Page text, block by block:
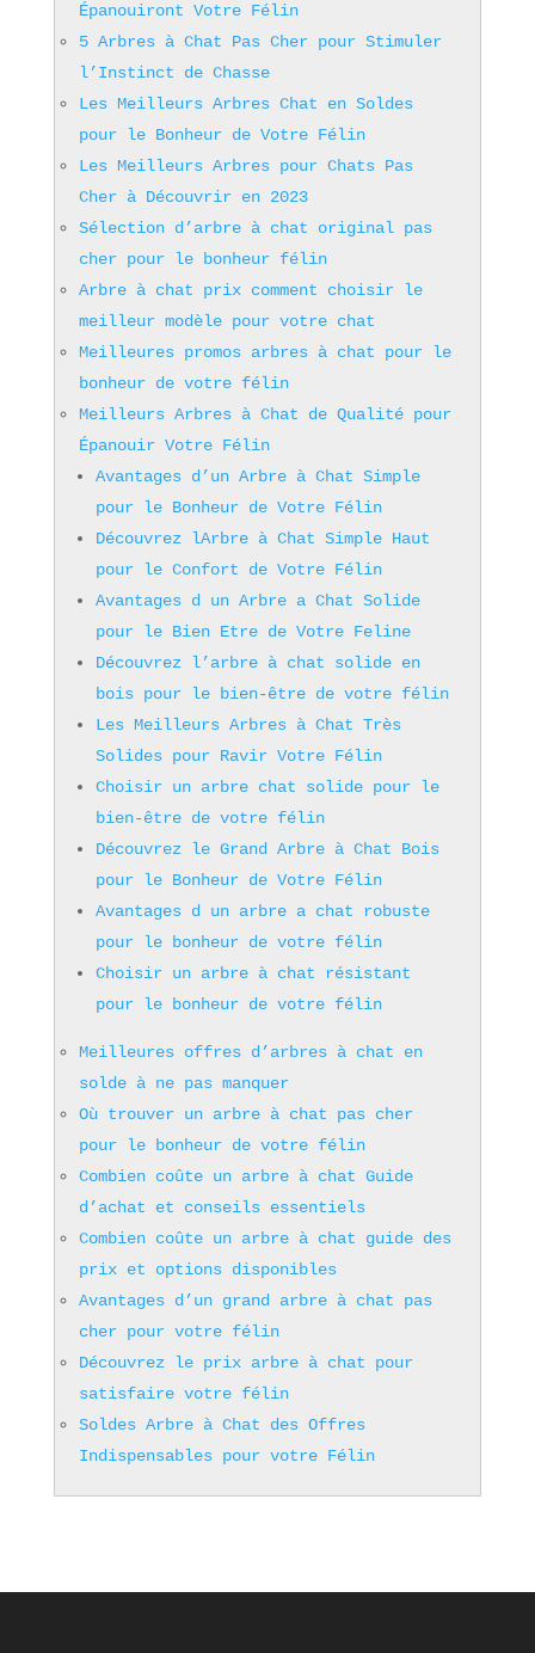
Épanouiront Votre Félin
5 Arbres à Chat Pas Cher pour Stimuler
l’Instinct de Chasse
Les Meilleurs Arbres Chat en Soldes
pour le Bonheur de Votre Félin
Les Meilleurs Arbres pour Chats Pas
Cher à Découvrir en 2023
Sélection d’arbre à chat original pas
cher pour le bonheur félin
Arbre à chat prix comment choisir le
meilleur modèle pour votre chat
Meilleures promos arbres à chat pour le
bonheur de votre félin
Meilleurs Arbres à Chat de Qualité pour
Épanouir Votre Félin
Avantages d’un Arbre à Chat Simple
pour le Bonheur de Votre Félin
Découvrez lArbre à Chat Simple Haut
pour le Confort de Votre Félin
Avantages d un Arbre a Chat Solide
pour le Bien Etre de Votre Feline
Découvrez l’arbre à chat solide en
bois pour le bien-être de votre félin
Les Meilleurs Arbres à Chat Très
Solides pour Ravir Votre Félin
Choisir un arbre chat solide pour le
bien-être de votre félin
Découvrez le Grand Arbre à Chat Bois
pour le Bonheur de Votre Félin
Avantages d un arbre a chat robuste
pour le bonheur de votre félin
Choisir un arbre à chat résistant
pour le bonheur de votre félin
Meilleures offres d’arbres à chat en
solde à ne pas manquer
Où trouver un arbre à chat pas cher
pour le bonheur de votre félin
Combien coûte un arbre à chat Guide
d’achat et conseils essentiels
Combien coûte un arbre à chat guide des
prix et options disponibles
Avantages d’un grand arbre à chat pas
cher pour votre félin
Découvrez le prix arbre à chat pour
satisfaire votre félin
Soldes Arbre à Chat des Offres
Indispensables pour votre Félin